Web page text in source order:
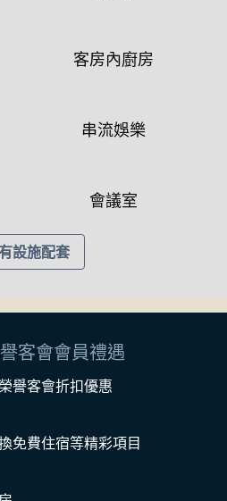
客房內廚房
串流娛樂
會議室
設施配套
客會會員禮遇
譽客會折扣優惠
免費住宿等精彩項目